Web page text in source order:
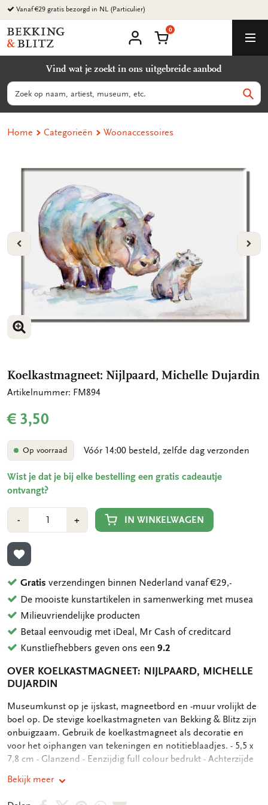
Ga
naar
content
Vanaf €29 gratis bezorgd in NL (Particulier)
Bekking
&
B.V.
account
Winkelmand
0
Vind wat je zoekt in ons uitgebreide aanbod
Zoeken
Home Categorieën Woonaccessoires
VORIGE
VERGROOT AFBEELDING
VERGROOT AFBEELDING
Koelkastmagneet: Nijlpaard, Michelle Dujardin
Artikelnummer: FM894
€ 3,50
Op voorraad Vóór 14:00 besteld, zelfde dag verzonden
Wist je dat je bij elke bestelling een gratis cadeautje
ontvangt?
-Min
1
+Plus
1
IN WINKELWAGEN
TOEVOEGEN AAN VERLANGLIJST
Gratis verzendingen binnen Nederland vanaf €29,-
De mooiste kunstartikelen in samenwerking met musea
Milieuvriendelijke producten
Betaal eenvoudig met iDeal, Mr Cash of creditcard
Kunstliefhebbers geven ons een9.2
OVER KOELKASTMAGNEET: NIJLPAARD, MICHELLE
DUJARDIN
OMSCHRIJVING
Museumkunst op je ijskast, magneetbord en -muur vrolijkt de
boel op. De stevige koelkastmagneten van Bekking & Blitz zijn
onbuigzaam. Gebruik de koelkastmagneet als decoratie en
voor het oiphangen van tekeningen en notitieblaadjes. - 5,5 x
7,8 cm - Glanzend - Eenzijdig full colour bedrukt - Achterzijde
Bekijk meer